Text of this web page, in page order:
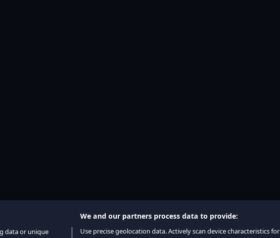
data or unique
We and our partners process data to provide:
Use precise geolocation data. Actively scan device characteristics for